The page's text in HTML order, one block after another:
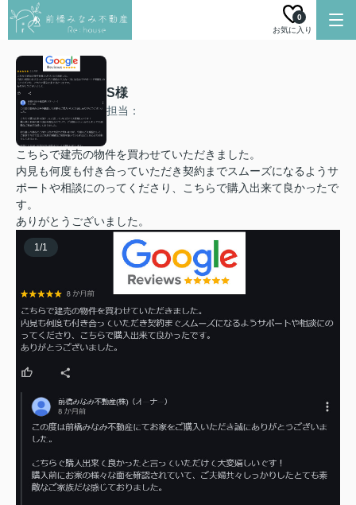
お気に入り
0
S様
担当：
こちらで建売の物件を買わせていただきました。
内見も何度も付き合っていただき契約までスムーズになるようサ
ポートや相談にのってくださり、こちらで購入出来て良かったで
す。
ありがとうございました。
1/1